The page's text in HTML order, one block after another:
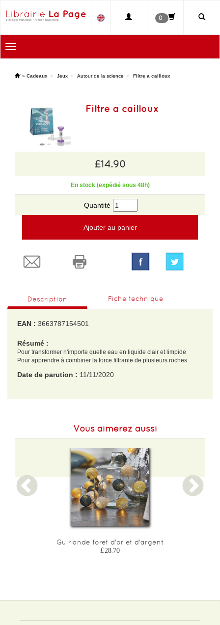
0
Toggle
navigation
' » Cadeaux Jeux Autour de la science Filtre a cailloux
Filtre a cailloux
£14.90
En stock (expédié sous 48h)
Quantité
Ajouter au panier
Description Fiche technique
EAN : 3663787154501
Résumé :
Pour transformer n'importe quelle eau en liquide clair et limpide
Pour apprendre à combiner la force filtrante de plusieurs roches
Date de parution : 11/11/2020
Vous aimerez aussi
Guirlande foret d'or et d'argent
£28.70